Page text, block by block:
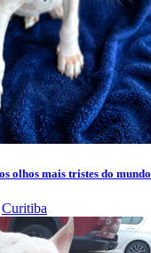
olhos mais tristes do mundo
Curitiba